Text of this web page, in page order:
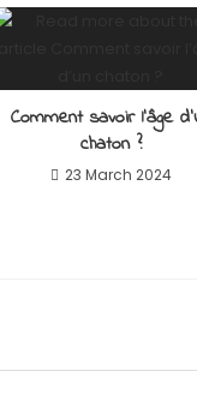
Comment savoir l’âge
chaton ?
23 March 2024